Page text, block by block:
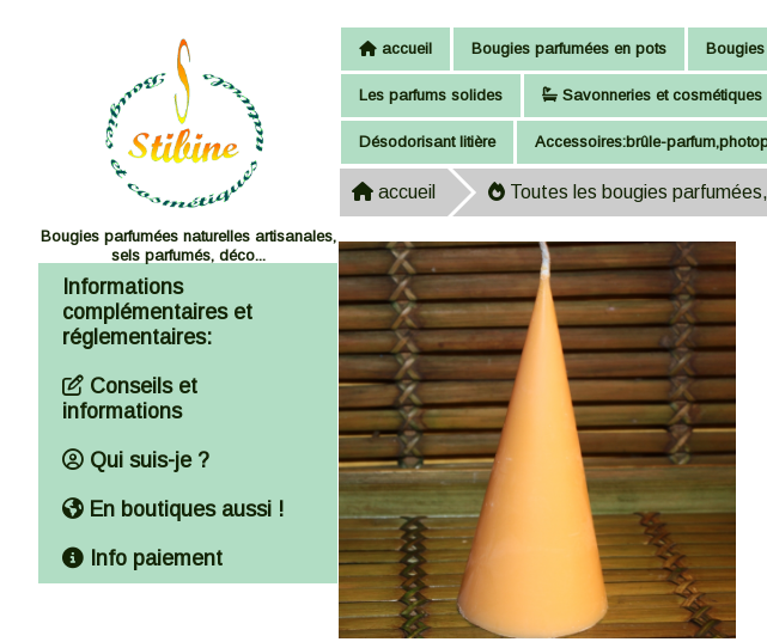
Bougies parfumées naturelles artisanales,
sels parfumés, déco...
Informations
complémentaires et
réglementaires:
Conseils et
informations
Qui suis-je ?
En boutiques aussi !
Info paiement
accueil Bougies parfumées en pots
Les parfums solides Savonneries et cosmétiques
Désodorisant litière Accessoires:brûle-
accueil Toutes les bougies